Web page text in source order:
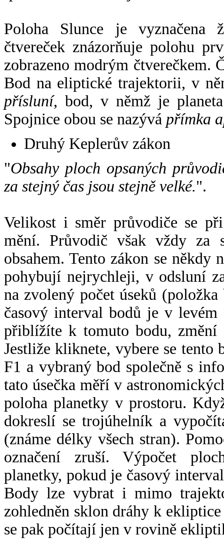
Poloha Slunce je vyznačena
čtvereček znázorňuje polohu
zobrazeno modrým čtverečkem.
Bod na eliptické trajektorii, v
přísluní, bod, v němž je
Spojnice obou se nazývá přímka
Druhý Keplerův zákon
"Obsahy ploch opsaných
za stejný čas jsou stejně velké.".
Velikost i směr průvodiče se
mění. Průvodič však vždy za
obsahem. Tento zákon se někdy
pohybují nejrychleji, v odsluní
na zvolený počet úseků
časový interval bodů je v
přiblížíte k tomuto bodu,
Jestliže kliknete, vybere se tento
F1 a vybraný bod společně s
tato úsečka měří v
poloha planetky v prostoru.
dokreslí se trojúhelník a
(známe délky všech stran).
označení zruší. Výpočet
planetky, pokud je časový
Body lze vybrat i mimo
zohledněn sklon dráhy k
se pak počítají jen v rovině